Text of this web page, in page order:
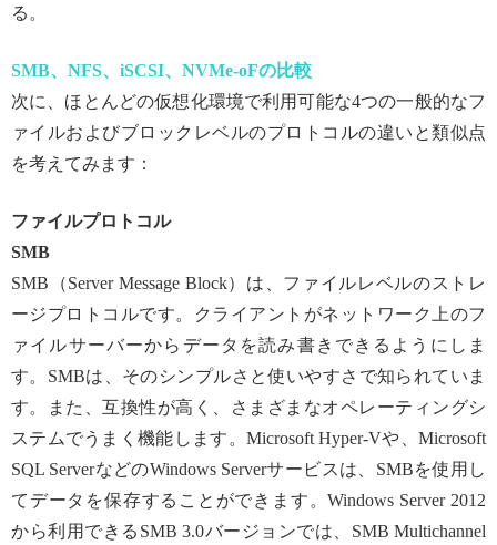
る。
SMB、NFS、iSCSI、NVMe-oFの比較
次に、ほとんどの仮想化環境で利用可能な4つの一般的なフ
ァイルおよびブロックレベルのプロトコルの違いと類似点
を考えてみます：
ファイルプロトコル
SMB
SMB（Server Message Block）は、ファイルレベルのストレ
ージプロトコルです。クライアントがネットワーク上のフ
ァイルサーバーからデータを読み書きできるようにしま
す。SMBは、そのシンプルさと使いやすさで知られていま
す。また、互換性が高く、さまざまなオペレーティングシ
ステムでうまく機能します。Microsoft Hyper-Vや、Microsoft
SQL ServerなどのWindows Serverサービスは、SMBを使用し
てデータを保存することができます。Windows Server 2012
から利用できるSMB 3.0バージョンでは、SMB Multichannel